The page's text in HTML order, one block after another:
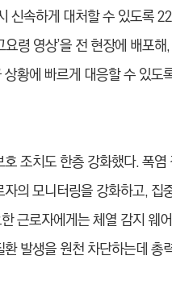
신속하게 대처할 수 있도록
령 영상’을 전 현장에 배포해
황에 빠르게 대응할 수 있도
조치도 한층 강화했다. 폭염
의 모니터링을 강화하고, 집
근로자에게는 체열 감지 웨
발생을 원천 차단하는데 총